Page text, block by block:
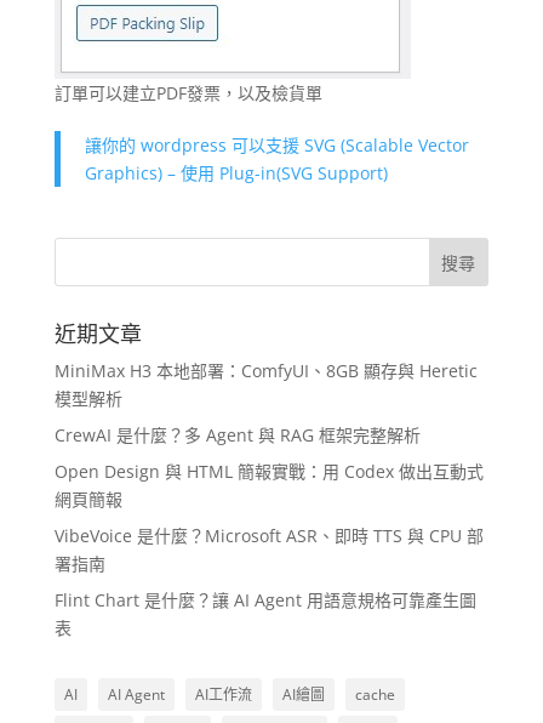
訂單可以建立PDF發票，以及檢貨單
讓你的 wordpress 可以支援 SVG (Scalable Vector
Graphics) – 使用 Plug-in(SVG Support)
近期文章
MiniMax H3 本地部署：ComfyUI、8GB 顯存與 Heretic
模型解析
CrewAI 是什麼？多 Agent 與 RAG 框架完整解析
Open Design 與 HTML 簡報實戰：用 Codex 做出互動式
網頁簡報
VibeVoice 是什麼？Microsoft ASR、即時 TTS 與 CPU 部
署指南
Flint Chart 是什麼？讓 AI Agent 用語意規格可靠產生圖
表
AI AI Agent AI工作流 AI繪圖
cache